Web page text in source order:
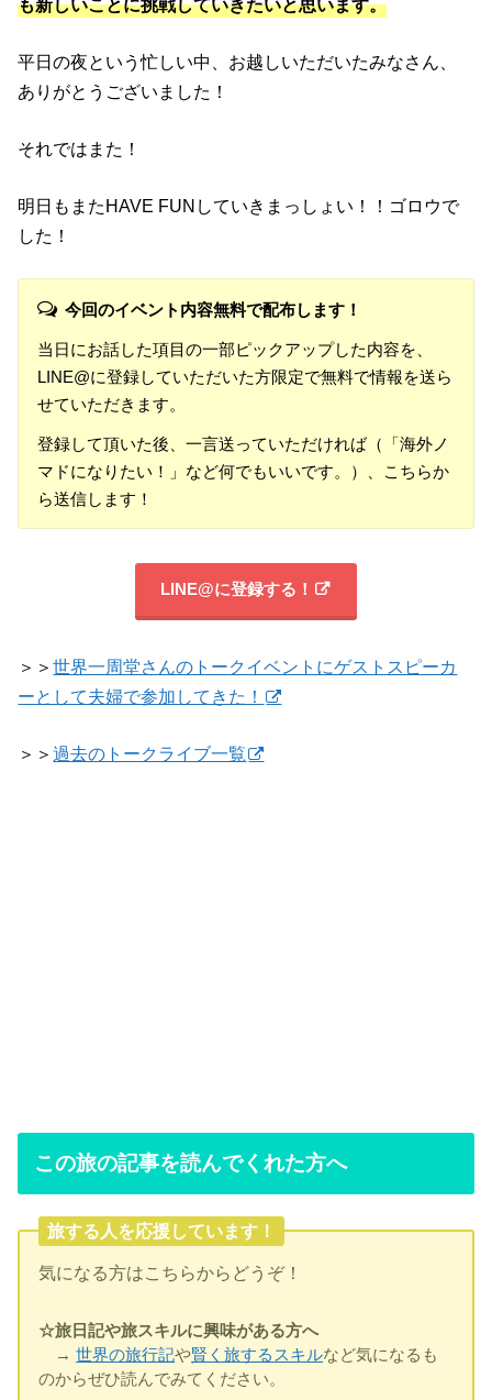
も新しいことに挑戦していきたいと思います。
平日の夜という忙しい中、お越しいただいたみなさん、
ありがとうございました！
それではまた！
明日もまたHAVE FUNしていきまっしょい！！ゴロウで
した！
今回のイベント内容無料で配布します！
当日にお話した項目の一部ピックアップした内容を、
LINE@に登録していただいた方限定で無料で情報を送ら
せていただきます。
登録して頂いた後、一言送っていただければ（「海外ノ
マドになりたい！」など何でもいいです。）、こちらか
ら送信します！
LINE@に登録する！
＞＞世界一周堂さんのトークイベントにゲストスピーカ
ーとして夫婦で参加してきた！
＞＞過去のトークライブ一覧
この旅の記事を読んでくれた方へ
旅する人を応援しています！
気になる方はこちらからどうぞ！
☆旅日記や旅スキルに興味がある方へ
→世界の旅行記や賢く旅するスキルなど気になるも
のからぜひ読んでみてください。